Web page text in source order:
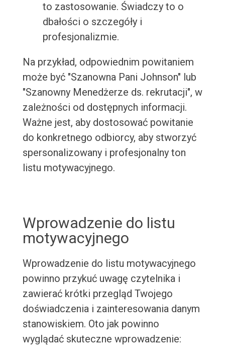
to zastosowanie. Świadczy to o
dbałości o szczegóły i
profesjonalizmie.
Na przykład, odpowiednim powitaniem
może być "Szanowna Pani Johnson" lub
"Szanowny Menedżerze ds. rekrutacji", w
zależności od dostępnych informacji.
Ważne jest, aby dostosować powitanie
do konkretnego odbiorcy, aby stworzyć
spersonalizowany i profesjonalny ton
listu motywacyjnego.
Wprowadzenie do listu
motywacyjnego
Wprowadzenie do listu motywacyjnego
powinno przykuć uwagę czytelnika i
zawierać krótki przegląd Twojego
doświadczenia i zainteresowania danym
stanowiskiem. Oto jak powinno
wyglądać skuteczne wprowadzenie: